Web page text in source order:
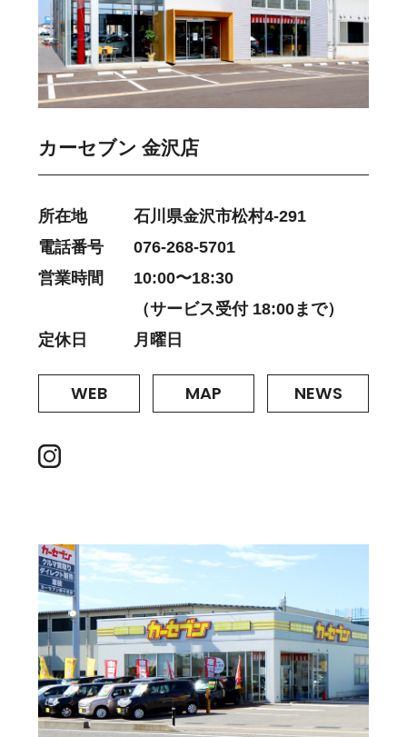
カーセブン 金沢店
所在地
石川県金沢市松村4-291
電話番号
076-268-5701
営業時間
10:00〜18:30
（サービス受付 18:00まで）
定休日
月曜日
WEB MAP NEWS